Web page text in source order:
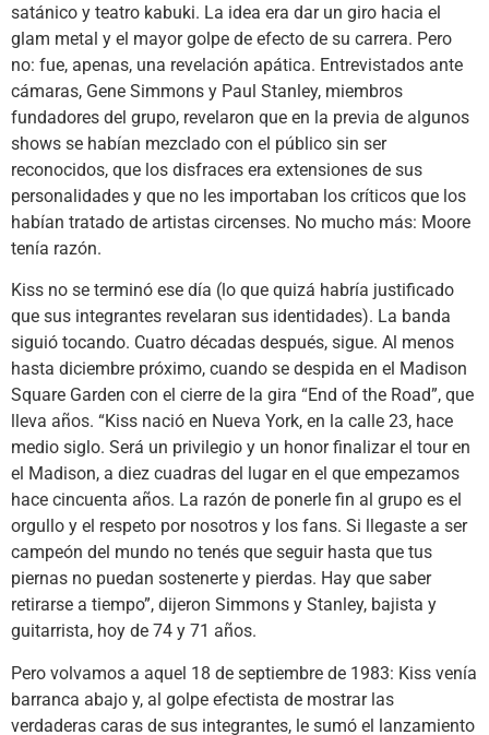
satánico y teatro kabuki. La idea era dar un giro hacia el
glam metal y el mayor golpe de efecto de su carrera. Pero
no: fue, apenas, una revelación apática. Entrevistados ante
cámaras, Gene Simmons y Paul Stanley, miembros
fundadores del grupo, revelaron que en la previa de algunos
shows se habían mezclado con el público sin ser
reconocidos, que los disfraces era extensiones de sus
personalidades y que no les importaban los críticos que los
habían tratado de artistas circenses. No mucho más: Moore
tenía razón.
Kiss no se terminó ese día (lo que quizá habría justificado
que sus integrantes revelaran sus identidades). La banda
siguió tocando. Cuatro décadas después, sigue. Al menos
hasta diciembre próximo, cuando se despida en el Madison
Square Garden con el cierre de la gira “End of the Road”, que
lleva años. “Kiss nació en Nueva York, en la calle 23, hace
medio siglo. Será un privilegio y un honor finalizar el tour en
el Madison, a diez cuadras del lugar en el que empezamos
hace cincuenta años. La razón de ponerle fin al grupo es el
orgullo y el respeto por nosotros y los fans. Si llegaste a ser
campeón del mundo no tenés que seguir hasta que tus
piernas no puedan sostenerte y pierdas. Hay que saber
retirarse a tiempo”, dijeron Simmons y Stanley, bajista y
guitarrista, hoy de 74 y 71 años.
Pero volvamos a aquel 18 de septiembre de 1983: Kiss venía
barranca abajo y, al golpe efectista de mostrar las
verdaderas caras de sus integrantes, le sumó el lanzamiento